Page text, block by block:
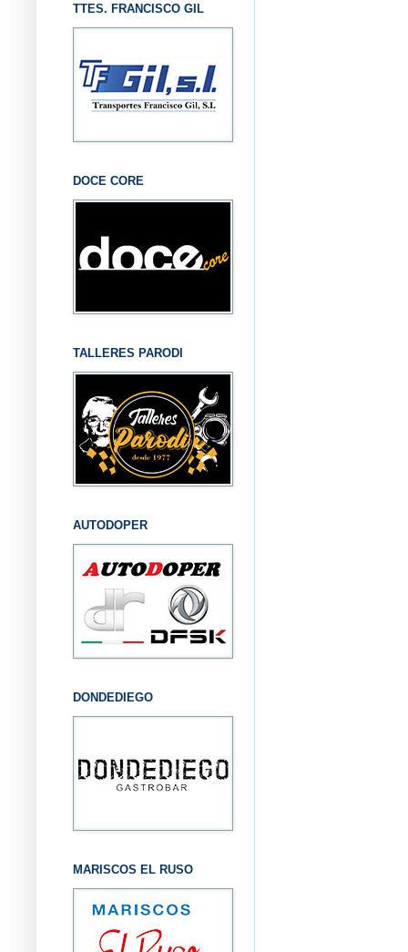
TTES. FRANCISCO GIL
DOCE CORE
TALLERES PARODI
AUTODOPER
DONDEDIEGO
MARISCOS EL RUSO